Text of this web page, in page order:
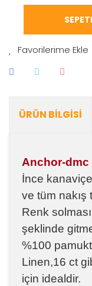
ÜRÜN BILGISI
Anchor-dmc
İnce
ve tüm nakış
Renk
şeklinde
%100
Linen,16 ct
için idealdir.